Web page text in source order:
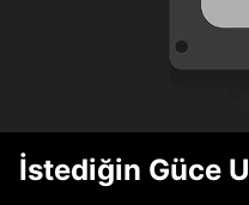
İstediğin Güce